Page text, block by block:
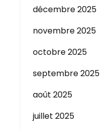
décembre 2025
novembre 2025
octobre 2025
septembre 2025
août 2025
juillet 2025